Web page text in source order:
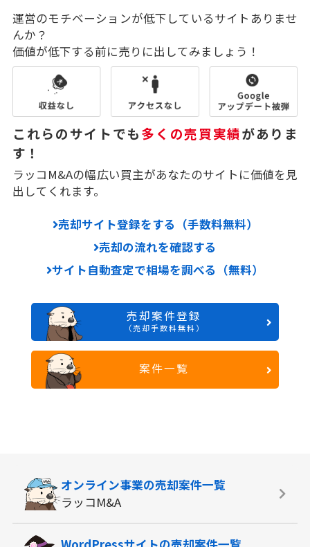
運営のモチベーションが低下しているサイトありませ
んか？
価値が低下する前に売りに出してみましょう！
これらのサイトでも多くの売買実績がありま
す！
ラッコM&Aの幅広い買主があなたのサイトに価値を見
出してくれます。
売却サイト登録をする（手数料無料）
売却の流れを確認する
サイト自動査定で相場を調べる（無料）
売却案件登録
（売却手数料無料）
案件一覧
オンライン事業の売却案件一覧
ラッコM&A